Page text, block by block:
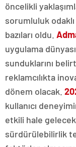
öncelikli
sorumluluk
bazıları oldu.
uygulama
sunduklarını
reklamcılıkta
dönem olacak.
kullanıcı
etkili hale
sürdürülebilirlik